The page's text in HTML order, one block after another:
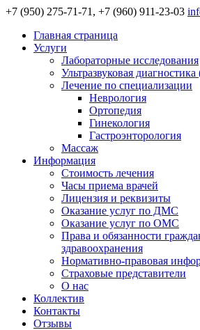
+7 (950) 275-71-71, +7 (960) 911-23-03
Главная страница
Услуги
Лабораторные исследования
Ультразвуковая
Лечение по специализации
Неврология
Ортопедия
Гинекология
Гастроэнторология
Массаж
Информация
Стоимость лечения
Часы приема врачей
Лицензия и реквизиты
Оказание услуг по ДМС
Оказание услуг по ОМС
Права и обязанности
здравоохранения
Нормативно-правовая
Страховые представители
О нас
Коллектив
Контакты
Отзывы